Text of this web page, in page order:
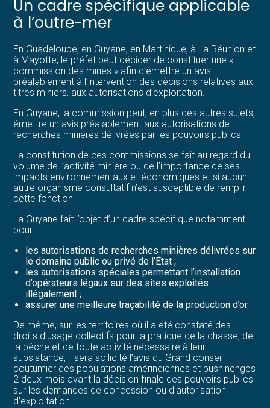
Un cadre spécifique applicable
à l’outre-mer
En Guadeloupe, en Guyane, en Martinique, à La Réunion et
à Mayotte, le préfet peut décider de constituer une «
commission des mines » afin d’émettre un avis
préalablement à l’intervention des décisions relatives aux
titres miniers, aux autorisations d’exploitation.
En Guyane, la commission peut, en plus des autres sujets,
émettre un avis préalablement aux autorisations de
recherches minières délivrées par les pouvoirs publics.
La constitution de ces commissions se fait au regard du
volume de l’activité minière ou de l’importance de ses
impacts environnementaux et économiques et si aucun
autre organisme consultatif n’est susceptible de remplir
cette fonction.
La Guyane fait l’objet d’un cadre spécifique notamment
pour :
les autorisations de recherches minières délivrées sur
le domaine public ou privé de l’État ;
les autorisations spéciales permettant l’installation
d’opérateurs légaux sur des sites exploités
illégalement ;
assurer une meilleure traçabilité de la production d’or.
De même, sur les territoires où il a été constaté des
droits d’usage collectifs pour la pratique de la chasse, de
la pêche et de toute activité nécessaire à leur
subsistance, il sera sollicité l’avis du Grand conseil
coutumier des populations amérindiennes et bushinenges
2 deux mois avant la décision finale des pouvoirs publics
sur les demandes de concession ou d’autorisation
d’exploitation.